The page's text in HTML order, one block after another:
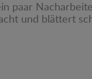
paar
und blättert